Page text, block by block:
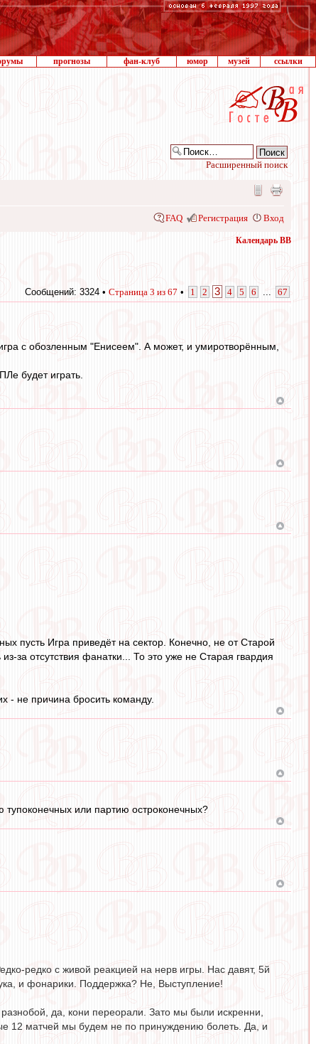
прогнозы фан-клуб юмор музей ссылки
Расширенный поиск
FAQ Регистрация Вход
Календарь ВВ
Сообщений: 3324 • Страница 3 из 67 • 1 2 3 4 5 6 67
с обозленным "Енисеем". А может, и умиротворённым,
будет играть.
пусть Игра приведёт на сектор. Конечно, не от Старой
за отсутствия фанатки... То это уже не Старая гвардия
- не причина бросить команду.
или партию остроконечных?
редко с живой реакцией на нерв игры. Нас давят, 5й
и фонарики. Поддержка? Не, Выступление!
да, кони переорали. Зато мы были искренни,
12 матчей мы будем не по принуждению болеть. Да, и